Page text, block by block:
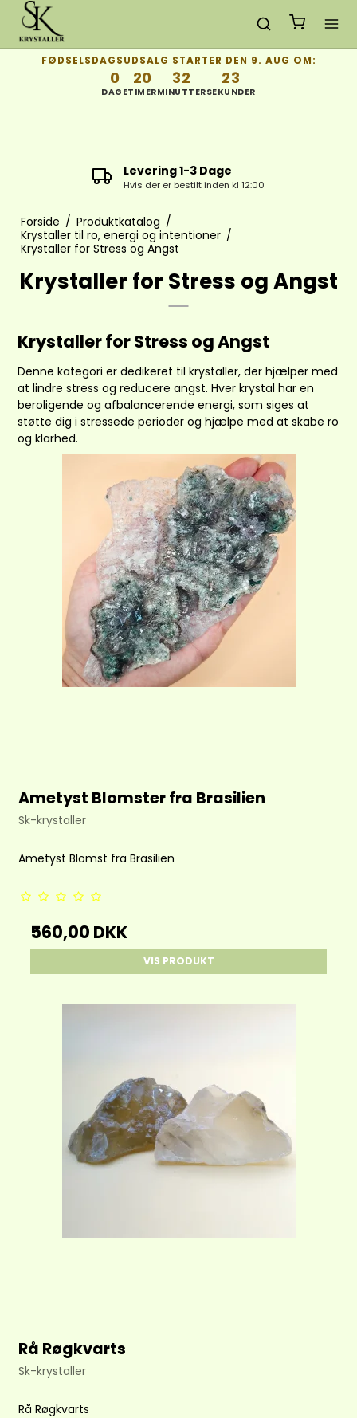
FØDSELSDAGSUDSALG STARTER DEN 9. AUG OM:
0
DAGE
20
TIMER
32
MINUTTER
22
SEKUNDER
Gratis Fragt
ved køb over 650 gælder kun i DK
Forside / Produktkatalog /
Krystaller til ro, energi og intentioner /
Krystaller for Stress og Angst
Krystaller for Stress og Angst
Krystaller for Stress og Angst
Denne kategori er dedikeret til krystaller, der hjælper med
at lindre stress og reducere angst. Hver krystal har en
beroligende og afbalancerende energi, som siges at
støtte dig i stressede perioder og hjælpe med at skabe ro
og klarhed.
Ametyst Blomster fra Brasilien
Sk-krystaller
Ametyst Blomst fra Brasilien
560,00 DKK
VIS PRODUKT
Rå Røgkvarts
Sk-krystaller
Rå Røgkvarts